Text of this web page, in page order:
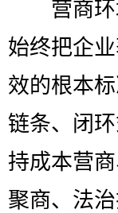
营商环
始终把企
效的根本
链条、闭
持成本营
聚商、法